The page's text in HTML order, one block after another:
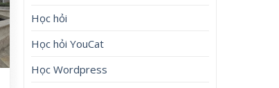
Học hỏi
Học hỏi YouCat
Học Wordpress